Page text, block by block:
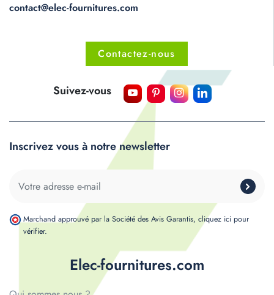
contact@elec-fournitures.com
Contactez-nous
Elec-fournitures.com
Suivez-vous
Inscrivez vous à notre newsletter
Marchand approuvé par la Société des Avis Garantis, cliquez ici pour
vérifier.